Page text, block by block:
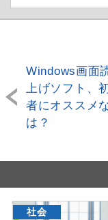
Windows画面
上げソフト、
者にオススメ
は？
社会